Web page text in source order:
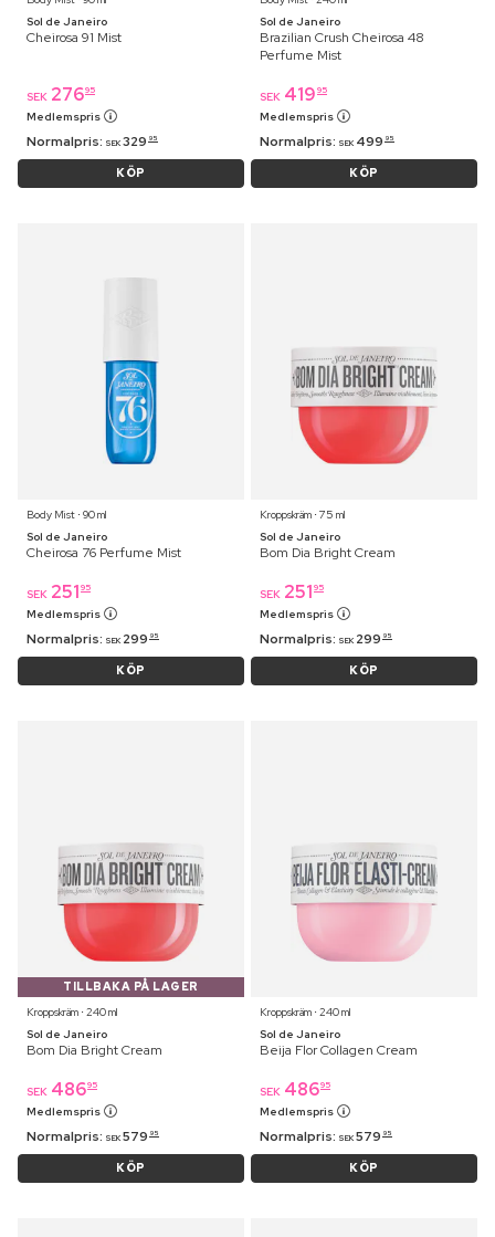
Sol de Janeiro
Cheirosa 91 Mist
SEK 27695
Medlemspris
Normalpris: SEK 329 95
KÖP
Sol de Janeiro
Brazilian Crush Cheirosa 48
Perfume Mist
SEK 419 95
Medlemspris
Normalpris: SEK 499 95
KÖP
Body Mist ⋅ 90 ml
Sol de Janeiro
Cheirosa 76 Perfume Mist
SEK 251 95
Medlemspris
Normalpris: SEK 299 95
KÖP
Kroppskräm ⋅ 75 ml
Sol de Janeiro
Bom Dia Bright Cream
SEK 251 95
Medlemspris
Normalpris: SEK 299 95
KÖP
TILLBAKA PÅ LAGER
Kroppskräm ⋅ 240 ml
Sol de Janeiro
Bom Dia Bright Cream
SEK 48695
Medlemspris
Normalpris: SEK 579 95
KÖP
Kroppskräm ⋅ 240 ml
Sol de Janeiro
Beija Flor Collagen Cream
SEK 48695
Medlemspris
Normalpris: SEK 579 95
KÖP